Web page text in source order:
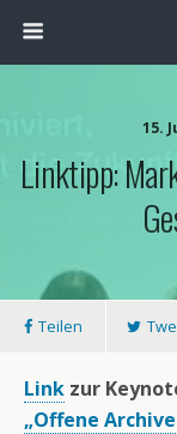
15.
Linktipp:
Teilen
Link zur
„Offene